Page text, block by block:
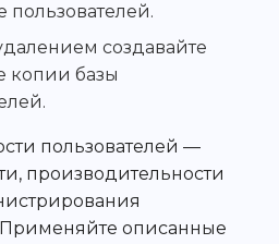
пользователей.
создавайте
копии базы
пользователей —
производительности
Применяйте описанные